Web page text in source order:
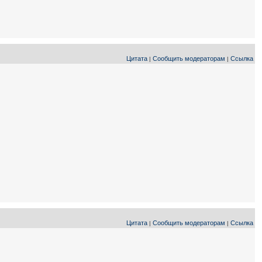
Цитата | Сообщить модераторам | Ссылка
Цитата | Сообщить модераторам | Ссылка